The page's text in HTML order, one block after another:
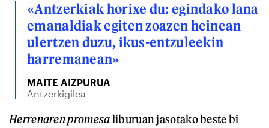
«Antzerkiak horixe du: egindako lana
emanaldiak egiten zoazen heinean
ulertzen duzu, ikus-entzuleekin
harremanean»
MAITE AIZPURUA
Antzerkigilea
Herrenaren promesaliburuan jasotako beste bi